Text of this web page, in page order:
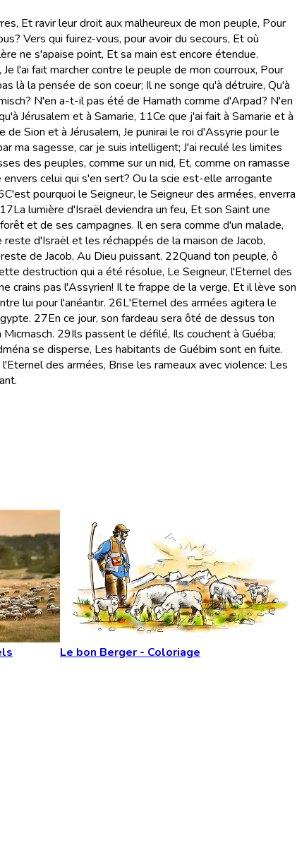
Et ravir leur droit aux malheureux de mon peuple, Pour
Vers qui fuirez-vous, pour avoir du secours, Et où
ne s'apaise point, Et sa main est encore étendue.
l'ai fait marcher contre le peuple de mon courroux, Pour
là la pensée de son coeur; Il ne songe qu'à détruire, Qu'à
N'en a-t-il pas été de Hamath comme d'Arpad? N'en
Jérusalem et à Samarie, 11Ce que j'ai fait à Samarie et à
Sion et à Jérusalem, Je punirai le roi d'Assyrie pour le
ma sagesse, car je suis intelligent; J'ai reculé les limites
des peuples, comme sur un nid, Et, comme on ramasse
celui qui s'en sert? Ou la scie est-elle arrogante
C'est pourquoi le Seigneur, le Seigneur des armées, enverra
17La lumière d'Israël deviendra un feu, Et son Saint une
et de ses campagnes. Il en sera comme d'un malade,
reste d'Israël et les réchappés de la maison de Jacob,
de Jacob, Au Dieu puissant. 22Quand ton peuple, ô
destruction qui a été résolue, Le Seigneur, l'Eternel des
crains pas l'Assyrien! Il te frappe de la verge, Et il lève son
lui pour l'anéantir. 26L'Eternel des armées agitera le
27En ce jour, son fardeau sera ôté de dessus ton
29Ils passent le défilé, Ils couchent à Guéba;
se disperse, Les habitants de Guébim sont en fuite.
l'Eternel des armées, Brise les rameaux avec violence: Les
Le bon Berger - Coloriage